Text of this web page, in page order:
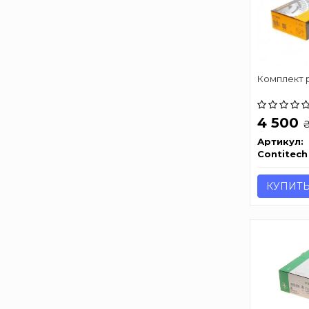
Комплект
4 500
Артикул:
Contitech